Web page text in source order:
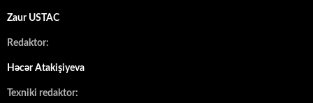
Zaur USTAC
Redaktor:
Həcər Atakişiyeva
Texniki redaktor: